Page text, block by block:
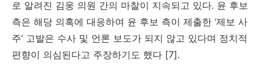
로 알려진 김웅 의원 간의 마찰이 지속되고 있다. 윤 후보
측은 해당 의혹에 대응하여 윤 후보 측이 제출한 ‘제보 사
주’ 고발은 수사 및 언론 보도가 되지 않고 있다며 정치적
편향이 의심된다고 주장하기도 했다 [7].